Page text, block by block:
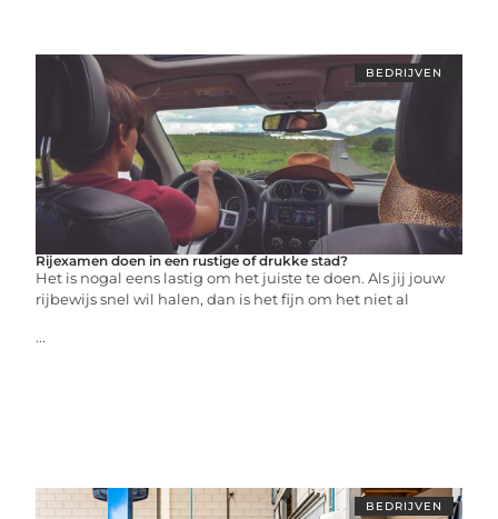
BEDRIJVEN
Rijexamen doen in een rustige of drukke stad?
Het is nogal eens lastig om het juiste te doen. Als jij jouw
rijbewijs snel wil halen, dan is het fijn om het niet al
...
BEDRIJVEN